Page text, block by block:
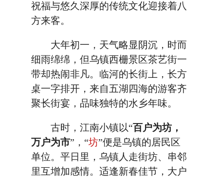
祝福与悠久深厚的传统文化迎接着八
方来客。
大年初一，天气略显阴沉，时而
细雨绵绵，但乌镇西栅景区茶艺街一
带却热闹非凡。临河的长街上，长方
桌一字排开，来自五湖四海的游客齐
聚长街宴，品味独特的水乡年味。
古时，江南小镇以“百户为坊，
万户为市”，“坊”便是乌镇的居民区
单位。平日里，乌镇人走街坊、串邻
里互增加感情。适逢新春佳节，大户